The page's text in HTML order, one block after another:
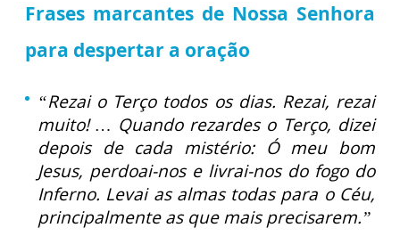
Frases marcantes de Nossa Senhora
para despertar a oração
“Rezai o Terço todos os dias. Rezai, rezai
muito! … Quando rezardes o Terço, dizei
depois de cada mistério: Ó meu bom
Jesus, perdoai-nos e livrai-nos do fogo do
Inferno. Levai as almas todas para o Céu,
principalmente as que mais precisarem.”